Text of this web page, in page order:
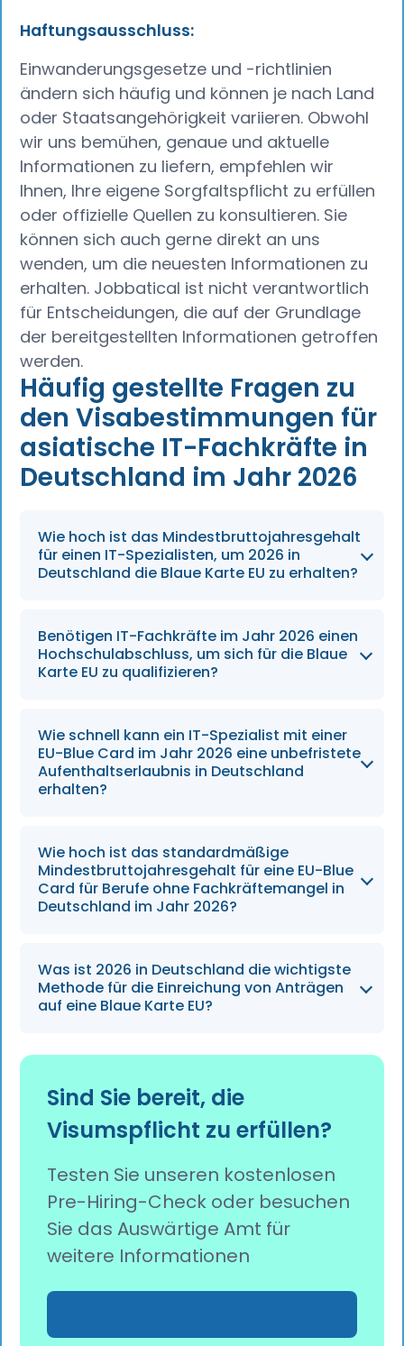
Haftungsausschluss:
Einwanderungsgesetze und -richtlinien
ändern sich häufig und können je nach Land
oder Staatsangehörigkeit variieren. Obwohl
wir uns bemühen, genaue und aktuelle
Informationen zu liefern, empfehlen wir
Ihnen, Ihre eigene Sorgfaltspflicht zu erfüllen
oder offizielle Quellen zu konsultieren. Sie
können sich auch gerne direkt an uns
wenden, um die neuesten Informationen zu
erhalten. Jobbatical ist nicht verantwortlich
für Entscheidungen, die auf der Grundlage
der bereitgestellten Informationen getroffen
werden.
Häufig gestellte Fragen zu
den Visabestimmungen für
asiatische IT-Fachkräfte in
Deutschland im Jahr 2026
Wie hoch ist das Mindestbruttojahresgehalt
für einen IT-Spezialisten, um 2026 in
Deutschland die Blaue Karte EU zu erhalten?
Das Mindestbruttojahresgehalt, das ein IT-
Spezialist im Jahr 2026 für die EU-Blue Card
nachweisen muss, beträgt 45.934,20 €.
Benötigen IT-Fachkräfte im Jahr 2026 einen
Hochschulabschluss, um sich für die Blaue
Karte EU zu qualifizieren?
Nein. IT-Fachkräfte benötigen keinen
Hochschulabschluss, wenn sie mindestens
drei Jahre einschlägige Berufserfahrung im
IT-Bereich nachweisen können, die sie
Wie schnell kann ein IT-Spezialist mit einer
EU-Blue Card im Jahr 2026 eine unbefristete
Aufenthaltserlaubnis in Deutschland
erhalten?
Ein IT-Spezialist, der eine Blaue Karte EU
besitzt, kann nach 21 Monaten Beschäftigung
eine Niederlassungserlaubnis beantragen,
wenn er Deutschkenntnisse der Stufe B1
Wie hoch ist das standardmäßige
Mindestbruttojahresgehalt für eine EU-Blue
Card für Berufe ohne Fachkräftemangel in
Deutschland im Jahr 2026?
Das standardmäßige
Mindestbruttojahresgehalt für Antragsteller
einer EU-Blue Card in allgemeinen (nicht
Was ist 2026 in Deutschland die wichtigste
Methode für die Einreichung von Anträgen
auf eine Blaue Karte EU?
Anträge auf eine EU-Blue Card werden im
Jahr 2026 hauptsächlich online über das
Portal der deutschen Konsulardienste oder
über die digitalen Dienste der örtlichen
Ausländerbehörde gestellt.
Sind Sie bereit, die
Visumspflicht zu erfüllen?
Testen Sie unseren kostenlosen
Pre-Hiring-Check oder besuchen
Sie das Auswärtige Amt für
weitere Informationen